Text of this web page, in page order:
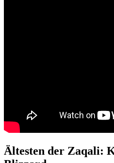
Ältesten der Zaqali: